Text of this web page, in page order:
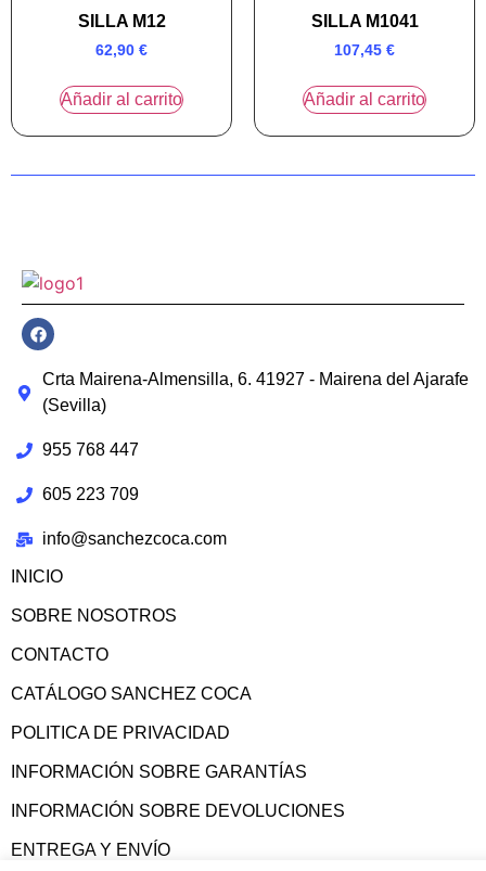
SILLA M12
62,90 €
Añadir al carrito
SILLA M1041
107,45 €
Añadir al carrito
Crta Mairena-Almensilla, 6. 41927 - Mairena del Ajarafe
(Sevilla)
955 768 447
605 223 709
info@sanchezcoca.com
INICIO
SOBRE NOSOTROS
CONTACTO
CATÁLOGO SANCHEZ COCA
POLITICA DE PRIVACIDAD
INFORMACIÓN SOBRE GARANTÍAS
INFORMACIÓN SOBRE DEVOLUCIONES
ENTREGA Y ENVÍO